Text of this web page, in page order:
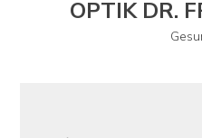
OPTIK DR.